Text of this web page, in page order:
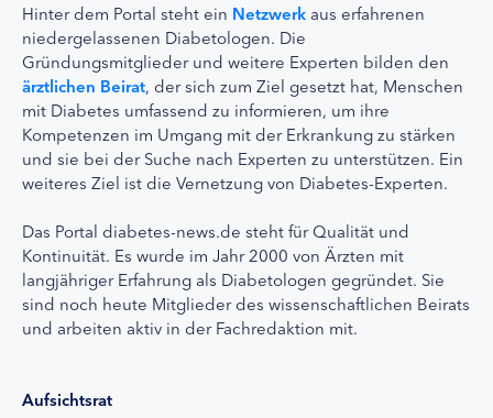
Hinter dem Portal steht ein Netzwerk aus erfahrenen
niedergelassenen Diabetologen. Die
Gründungsmitglieder und weitere Experten bilden den
ärztlichen Beirat, der sich zum Ziel gesetzt hat, Menschen
mit Diabetes umfassend zu informieren, um ihre
Kompetenzen im Umgang mit der Erkrankung zu stärken
und sie bei der Suche nach Experten zu unterstützen. Ein
weiteres Ziel ist die Vernetzung von Diabetes-Experten.
Das Portal diabetes-news.de steht für Qualität und
Kontinuität. Es wurde im Jahr 2000 von Ärzten mit
langjähriger Erfahrung als Diabetologen gegründet. Sie
sind noch heute Mitglieder des wissenschaftlichen Beirats
und arbeiten aktiv in der Fachredaktion mit.
Aufsichtsrat